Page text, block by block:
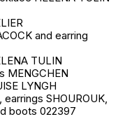
and earring
TULIN
MENGCHEN
LYNGH
earrings SHOUROUK,
boots 022397